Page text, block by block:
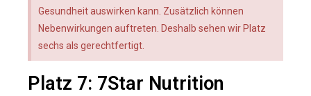
Gesundheit auswirken kann. Zusätzlich können
Nebenwirkungen auftreten. Deshalb sehen wir Platz
sechs als gerechtfertigt.
Platz 7: 7Star Nutrition